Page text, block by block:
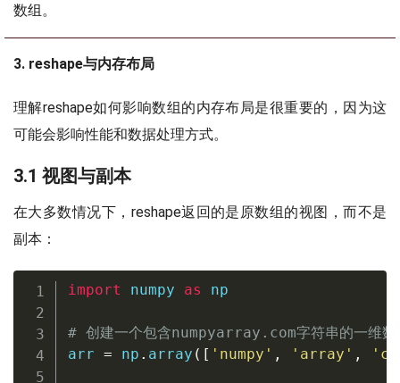
数组。
3. reshape与内存布局
理解reshape如何影响数组的内存布局是很重要的，因为这
可能会影响性能和数据处理方式。
3.1 视图与副本
在大多数情况下，reshape返回的是原数组的视图，而不是
副本：
import numpy as np
# 创建一个包含numpyarray.com字符串的一维数
arr = np . array ( [ 'numpy' , 'array' ,